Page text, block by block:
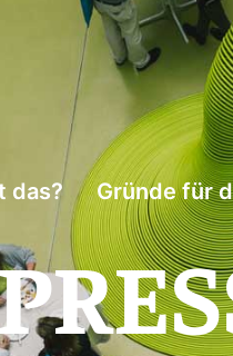
das? Gründe für